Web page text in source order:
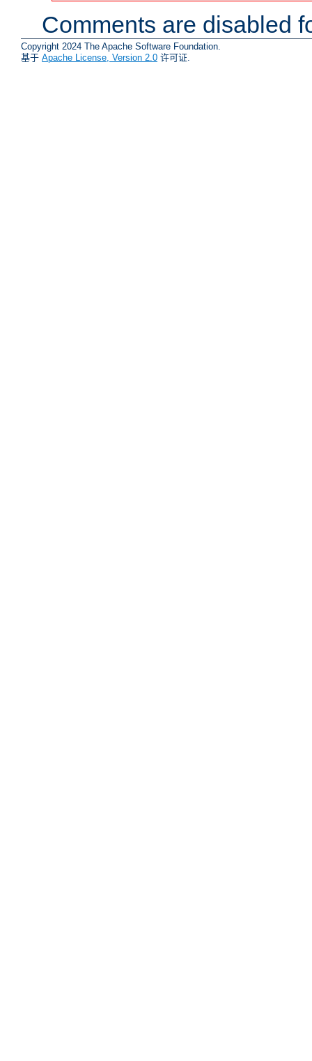
Comments are disabled
Copyright 2024 The Apache Software Foundation.
基于 Apache License, Version 2.0 许可证.